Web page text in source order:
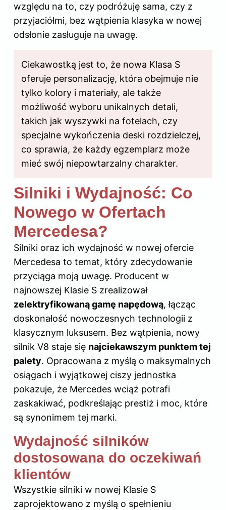
względu na to, czy podróżuję sama, czy z
przyjaciółmi, bez wątpienia klasyka w nowej
odsłonie zasługuje na uwagę.
Ciekawostką jest to, że nowa Klasa S
oferuje personalizację, która obejmuje nie
tylko kolory i materiały, ale także
możliwość wyboru unikalnych detali,
takich jak wyszywki na fotelach, czy
specjalne wykończenia deski rozdzielczej,
co sprawia, że każdy egzemplarz może
mieć swój niepowtarzalny charakter.
Silniki i Wydajność: Co
Nowego w Ofertach
Mercedesa?
Silniki oraz ich wydajność w nowej ofercie
Mercedesa to temat, który zdecydowanie
przyciąga moją uwagę. Producent w
najnowszej Klasie S zrealizował
zelektryfikowaną gamę napędową, łącząc
doskonałość nowoczesnych technologii z
klasycznym luksusem. Bez wątpienia, nowy
silnik V8 staje się najciekawszym punktem tej
palety. Opracowana z myślą o maksymalnych
osiągach i wyjątkowej ciszy jednostka
pokazuje, że Mercedes wciąż potrafi
zaskakiwać, podkreślając prestiż i moc, które
są synonimem tej marki.
Wydajność silników
dostosowana do oczekiwań
klientów
Wszystkie silniki w nowej Klasie S
zaprojektowano z myślą o spełnieniu